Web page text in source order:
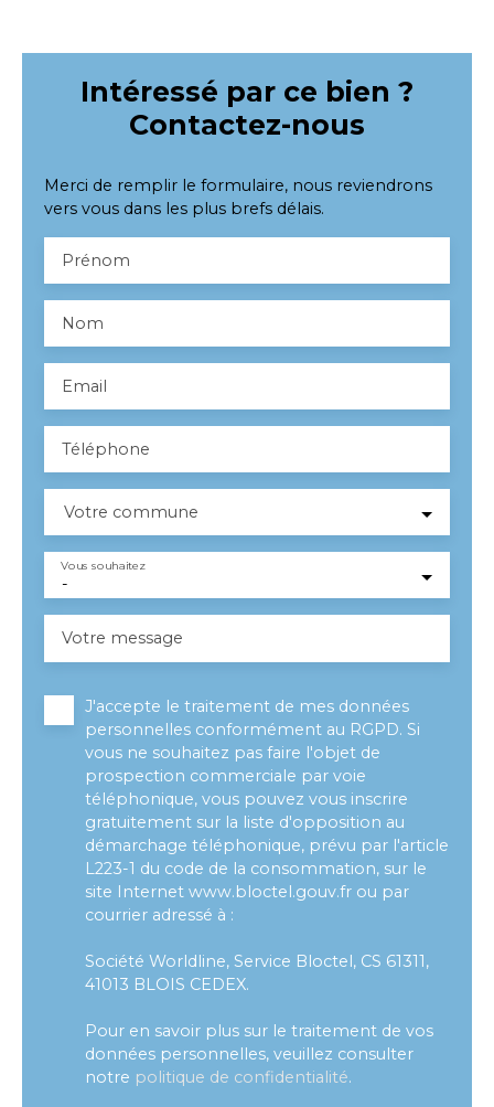
Intéressé par ce bien ?
Contactez-nous
Merci de remplir le formulaire, nous reviendrons
vers vous dans les plus brefs délais.
Prénom
Nom
Email
Téléphone
Votre commune
-
Vous souhaitez
Votre message
J'accepte le traitement de mes données
personnelles conformément au RGPD. Si
vous ne souhaitez pas faire l'objet de
prospection commerciale par voie
téléphonique, vous pouvez vous inscrire
gratuitement sur la liste d'opposition au
démarchage téléphonique, prévu par l'article
L223-1 du code de la consommation, sur le
site Internet www.bloctel.gouv.fr ou par
courrier adressé à :
Société Worldline, Service Bloctel, CS 61311,
41013 BLOIS CEDEX.
Pour en savoir plus sur le traitement de vos
données personnelles, veuillez consulter
notre politique de confidentialité.